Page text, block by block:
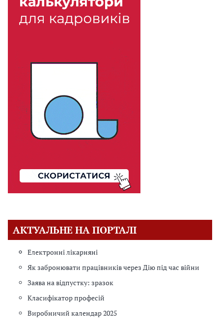
АКТУАЛЬНЕ НА ПОРТАЛІ
Електронні лікарняні
Як забронювати працівників через Дію під час війни
Заява на відпустку: зразок
Класифікатор професій
Виробничий календар 2025